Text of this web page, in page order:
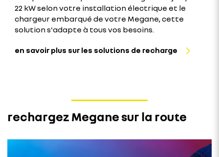
22 kW selon votre installation électrique et le
chargeur embarqué de votre Megane, cette
solution s'adapte à tous vos besoins.
en savoir plus sur les solutions de recharge
rechargez Megane sur la route